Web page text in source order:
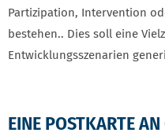
Partizipation, Intervention
bestehen.. Dies soll eine
Entwicklungsszenarien
EINE POSTKARTE